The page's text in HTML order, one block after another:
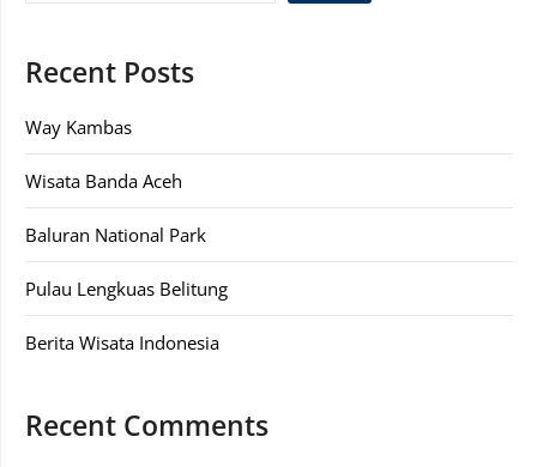
Recent Posts
Way Kambas
Wisata Banda Aceh
Baluran National Park
Pulau Lengkuas Belitung
Berita Wisata Indonesia
Recent Comments